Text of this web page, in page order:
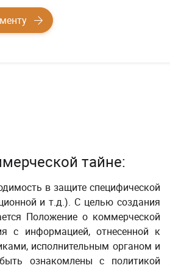
тайне:
в защите специфической
и т.д.). С целью создания
Положениео коммерческой
с информацией, отнесенной к
исполнительным органом и
ознакомлены с политикой